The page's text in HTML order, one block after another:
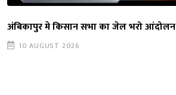
अंबिकापुर मे किसान सभा का जेल भरो आंदोलन
10 AUGUST 2026